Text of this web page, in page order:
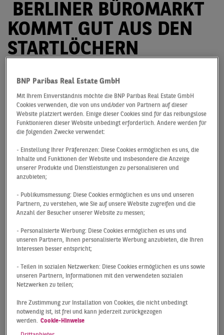
BERLINER BÜROMARKT
KOMMT GUT AUS DEN
STARTLÖCHERN
liegt das Ergebnis des Berliner Büromarkts im ersten
Quartal knapp über den Resultaten der beiden Vorjahre
2020 (176.000 m²) und 2021 (181.000 m²). Dass
lediglich 5 % zwischen den zwei vorgenannten
Vergleichswerten der letzten zwei Jahre und dem
deutliches Indiz für die hohe Konstanz des Büromarkts
in der Hauptstadt, auch während der Corona-Krise, zu
werten. Bemerkenswert ist hierbei, dass mit rund drei
Viertel des Volumens ein sehr hoher Anteil auf
Abschlüsse in den kleineren und mittleren
Größenkategorien bis 5.000 m² entfällt. Während
Großdeals mit mindestens 10.000 m² in den letzten 10
Jahren rund ein Viertel des Umsatzes generierten,
traten diese in den ersten drei Monaten bisher nicht in
Erscheinung und dennoch konnte eine gute Bilanz
erzielt werden. Die umsatzstärksten Büromarktzonen
verteilen sich hierbei weiterhin breit über das Berliner
Marktgebiet: Mit Kreuzberg/Friedrichshain (29.300 m²),
Charlottenburg (22.200 m²) und der Topcity West
(20.000 m²) sind die Teilmärkte mit den höchsten
BNP Paribas Real Estate GmbH
Mit Ihrem Einverständnis möchte die BNP Paribas Real Estate GmbH
Cookies verwenden, die von uns und/oder von Partnern auf dieser
Website platziert werden. Einige dieser Cookies sind für das reibungslose
Funktionieren dieser Website unbedingt erforderlich. Andere werden für
die folgenden Zwecke verwendet:
- Einstellung Ihrer Präferenzen: Diese Cookies ermöglichen es uns, die
Inhalte und Funktionen der Website und insbesondere die Anzeige
unserer Produkte und Dienstleistungen zu personalisieren und
anzubieten;
- Publikumsmessung: Diese Cookies ermöglichen es uns und unseren
Partnern, zu verstehen, wie Sie auf unsere Website zugreifen und die
Anzahl der Besucher unserer Website zu messen;
- Personalisierte Werbung: Diese Cookies ermöglichen es uns und
unseren Partnern, Ihnen personalisierte Werbung anzubieten, die Ihren
Interessen besser entspricht;
- Teilen in sozialen Netzwerken: Diese Cookies ermöglichen es uns sowie
unseren Partnern, Informationen mit den verwendeten sozialen
Netzwerken zu teilen;
Ihre Zustimmung zur Installation von Cookies, die nicht unbedingt
notwendig ist, ist frei und kann jederzeit zurückgezogen
werden. Cookie-Hinweise